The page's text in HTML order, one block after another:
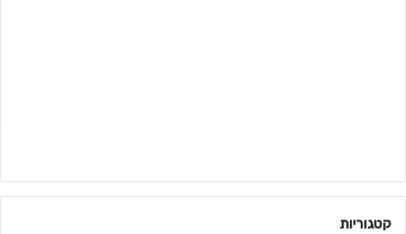
קטגוריות